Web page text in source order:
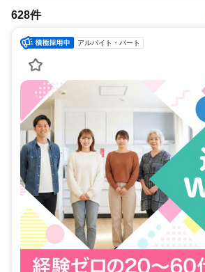
628件
アルバイト・パート